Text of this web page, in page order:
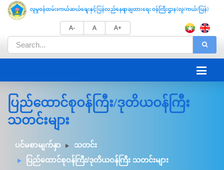
A- A A+
ပြည်ထောင်စုဝန်ကြီး/ဒုတိယဝန်ကြီး
သတင်းများ
ပင်မစာမျက်နှာ
သတင်း
ပြည်ထောင်စုဝန်ကြီး/ဒုတိယဝန်ကြီး သတင်းများ